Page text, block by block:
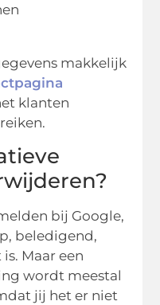
makkelijk
klanten
bij Google,
beledigend,
Maar een
wordt meestal
jij het er niet